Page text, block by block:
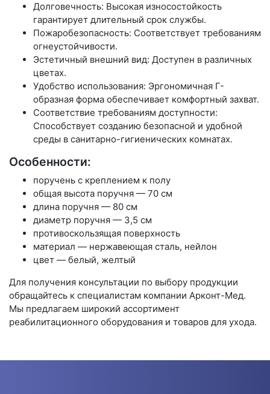
Долговечность: Высокая износостойкость
гарантирует длительный срок службы.
Пожаробезопасность: Соответствует требованиям
огнеустойчивости.
Эстетичный внешний вид: Доступен в различных
цветах.
Удобство использования: Эргономичная Г-
образная форма обеспечивает комфортный захват.
Соответствие требованиям доступности:
Способствует созданию безопасной и удобной
среды в санитарно-гигиенических комнатах.
Особенности:
поручень с креплением к полу
общая высота поручня — 70 см
длина поручня — 80 см
диаметр поручня — 3,5 см
противоскользящая поверхность
материал — нержавеющая сталь, нейлон
цвет — белый, желтый
Для получения консультации по выбору продукции
обращайтесь к специалистам компании Арконт-Мед.
Мы предлагаем широкий ассортимент
реабилитационного оборудования и товаров для ухода.